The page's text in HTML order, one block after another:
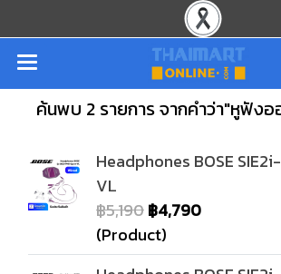
ค้นพบ 2 รายการ จากคำว่า"หูฟัง
Headphones BOSE
VL
฿5,190฿4,790
(Product)